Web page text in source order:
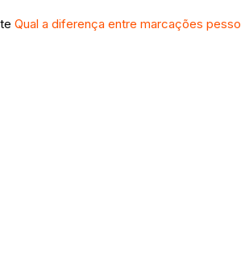
Qual a diferença entre marcações